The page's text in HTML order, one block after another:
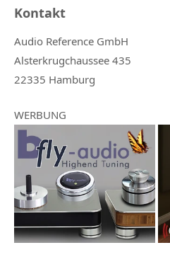
Kontakt
Audio Reference GmbH
Alsterkrugchaussee 435
22335 Hamburg
WERBUNG